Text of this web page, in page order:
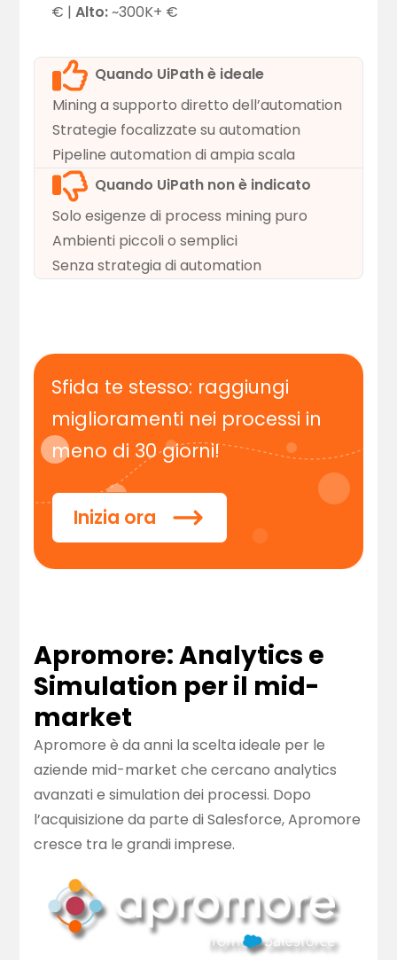
€ |Alto:~300K+ €
Quando UiPath è ideale
Mining a supporto diretto dell’automation
Strategie focalizzate su automation
Pipeline automation di ampia scala
Quando UiPath non è indicato
Solo esigenze di process mining puro
Ambienti piccoli o semplici
Senza strategia di automation
Sfida te stesso: raggiungi
miglioramenti nei processi in
meno di 30 giorni!
Inizia ora
Apromore: Analytics e
Simulation per il mid-
market
Apromore è da anni la scelta ideale per le
aziende mid-market che cercano analytics
avanzati e simulation dei processi. Dopo
l’acquisizione da parte di Salesforce, Apromore
cresce tra le grandi imprese.